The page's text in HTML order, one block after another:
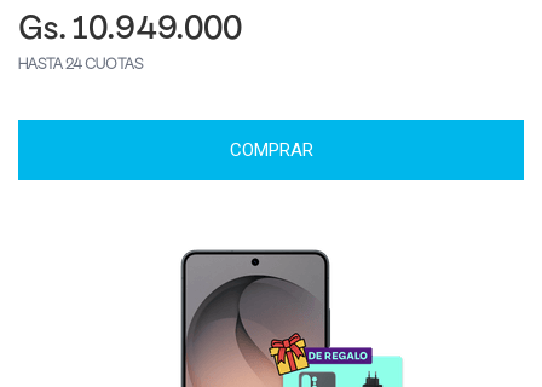
Gs. 10.949.000
HASTA 24 CUOTAS
COMPRAR